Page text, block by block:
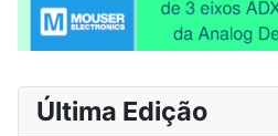
Última Edição